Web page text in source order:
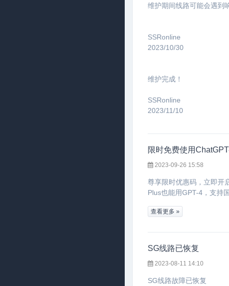
维护期间线路可能会遇到
SSRonline
2023/10/30
维护完成！
SSRonline
2023/11/10
限时免费使用
2023-09-26 15:58
尊享限时优惠码，立即开
Plus也能用GPT-4，支持
查看更多 »
SG线路已恢复
2023-08-11 14:10
SG线路故障已恢复